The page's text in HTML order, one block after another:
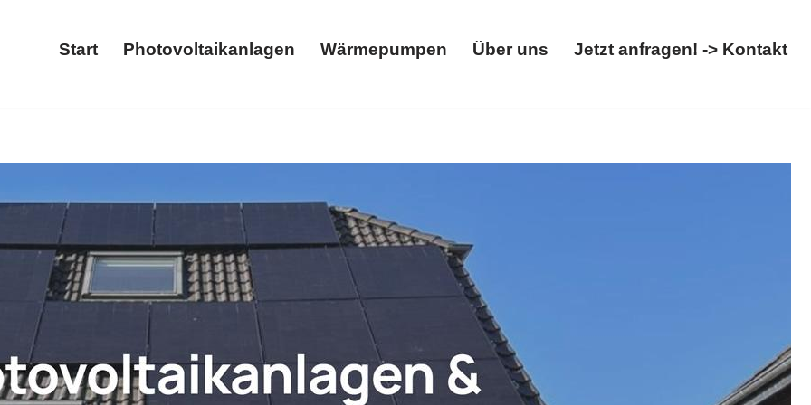
Start Photovoltaikanlagen Wärmepumpen Über uns Jetzt anfragen! -> Kontakt
oder ✓Photovoltaikanlage, Wärmepumpe, Stromspeicher, Wallbox entdecken.
✓Solaranlage, ✓Stromspeicher oder ✓Wallbox. Wir sind bereit für Ihre Vorstellungen ✉.